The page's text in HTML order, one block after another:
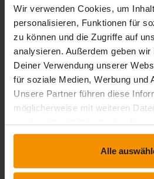
Wir verwenden Cookies, um
personalisieren, Funktionen für
zu können und die Zugriffe auf
analysieren. Außerdem geben
Deiner Verwendung unserer
für soziale Medien, Werbung und
Unsere Partner führen diese
möglicherweise mit weiteren
Nutzung der Dienste gesammelt
Alle
Durchschnittliche
8
5stars:Bewertungen
Bewertungen
3stars: 2
Bewertungen